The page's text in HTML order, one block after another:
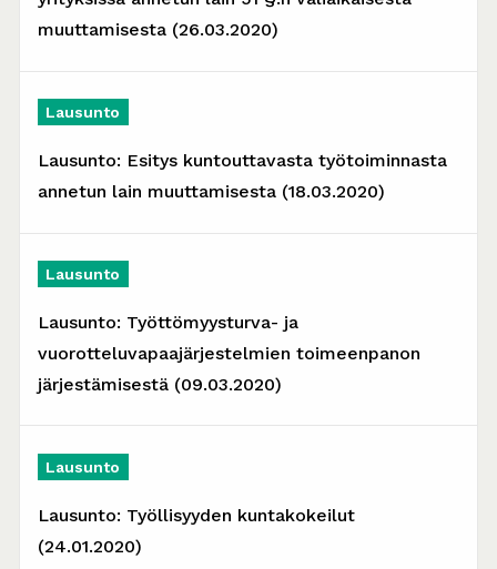
muuttamisesta (26.03.2020)
Lausunto
Lausunto: Esitys kuntouttavasta työtoiminnasta
annetun lain muuttamisesta (18.03.2020)
Lausunto
Lausunto: Työttömyysturva- ja
vuorotteluvapaajärjestelmien toimeenpanon
järjestämisestä (09.03.2020)
Lausunto
Lausunto: Työllisyyden kuntakokeilut
(24.01.2020)